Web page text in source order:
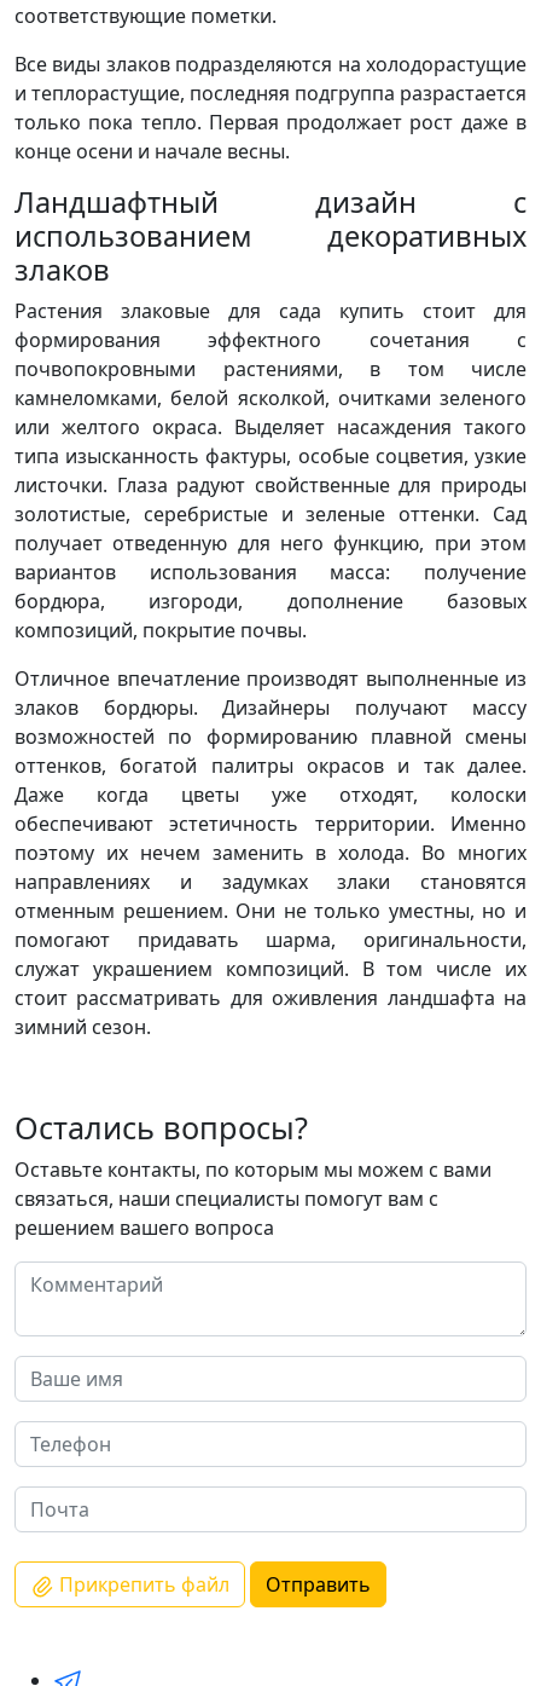
соответствующие пометки.
Все виды злаков подразделяются на холодорастущие
и теплорастущие, последняя подгруппа разрастается
только пока тепло. Первая продолжает рост даже в
конце осени и начале весны.
Ландшафтный дизайн с
использованием декоративных
злаков
Растения злаковые для сада купить стоит для
формирования эффектного сочетания с
почвопокровными растениями, в том числе
камнеломками, белой ясколкой, очитками зеленого
или желтого окраса. Выделяет насаждения такого
типа изысканность фактуры, особые соцветия, узкие
листочки. Глаза радуют свойственные для природы
золотистые, серебристые и зеленые оттенки. Сад
получает отведенную для него функцию, при этом
вариантов использования масса: получение
бордюра, изгороди, дополнение базовых
композиций, покрытие почвы.
Отличное впечатление производят выполненные из
злаков бордюры. Дизайнеры получают массу
возможностей по формированию плавной смены
оттенков, богатой палитры окрасов и так далее.
Даже когда цветы уже отходят, колоски
обеспечивают эстетичность территории. Именно
поэтому их нечем заменить в холода. Во многих
направлениях и задумках злаки становятся
отменным решением. Они не только уместны, но и
помогают придавать шарма, оригинальности,
служат украшением композиций. В том числе их
стоит рассматривать для оживления ландшафта на
зимний сезон.
Остались вопросы?
Оставьте контакты, по которым мы можем с вами
связаться, наши специалисты помогут вам с
решением вашего вопроса
Прикрепить файл Отправить